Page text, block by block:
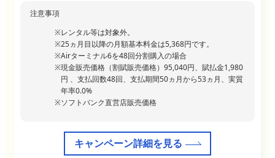
注意事項
レンタル等は対象外。
25ヵ月目以降の月額基本料金は5,368円です。
Airターミナル6を48回分割購入の場合
現金販売価格（割賦販売価格）95,040円、賦払金1,980
円 、支払回数48回、支払期間50ヵ月から53ヵ月、実質
年率0.0%
ソフトバンク直営店販売価格
キャンペーン詳細を見る